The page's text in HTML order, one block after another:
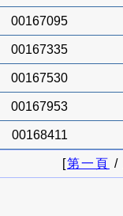
00167095
00167335
00167530
00167953
00168411
[第一頁 /